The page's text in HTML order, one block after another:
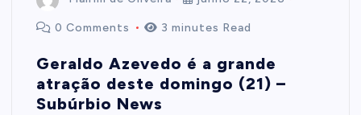
0 Comments 3 minutes Read
Geraldo Azevedo é a grande
atração deste domingo (21) –
Subúrbio News